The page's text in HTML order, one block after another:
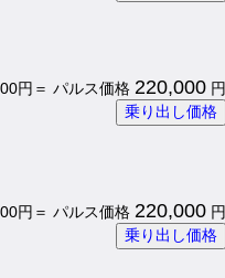
円＝ パルス価格 220,000 円
乗り出し価格
円＝ パルス価格 220,000 円
乗り出し価格